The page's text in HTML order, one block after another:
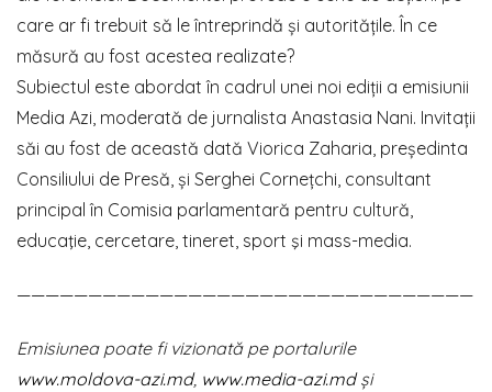
care ar fi trebuit să le întreprindă și autoritățile. În ce
măsură au fost acestea realizate?
Subiectul este abordat în cadrul unei noi ediții a emisiunii
Media Azi, moderată de jurnalista Anastasia Nani. Invitații
săi au fost de această dată Viorica Zaharia, președinta
Consiliului de Presă, și Serghei Cornețchi, consultant
principal în Comisia parlamentară pentru cultură,
educaţie, cercetare, tineret, sport şi mass-media.
————————————————————————————————
Emisiunea poate fi vizionată pe portalurile
www.moldova-azi.md, www.media-azi.mdși